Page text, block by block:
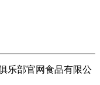
乐部官网食品有限公